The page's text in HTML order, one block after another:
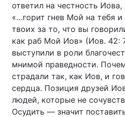
ответил на честность Иова,
«…горит гнев Мой на тебя и
твоих за то, что вы
как раб Мой Иов» (Иов. 42:
выступили в роли
мнимой праведности.
страдали так, как Иов, и
сердца. Позиция друзей
людей, которые не
Осудить — значит